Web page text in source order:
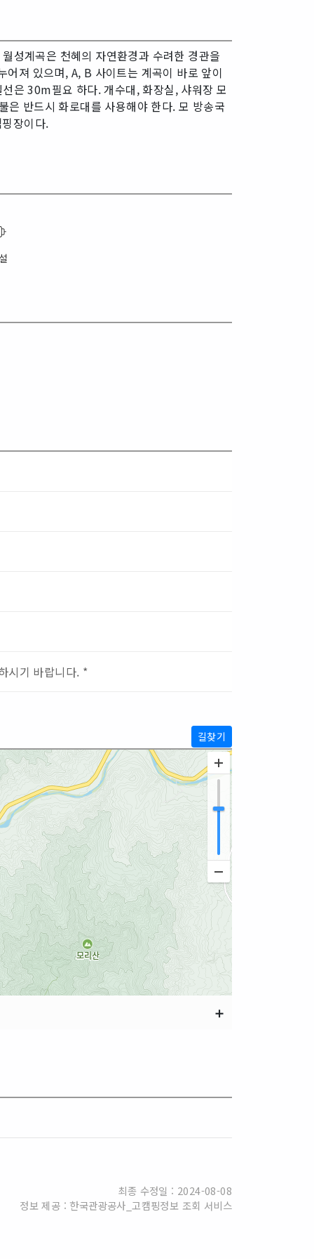
성계곡은 천혜의 자연환경과 수려한 경관을
져 있으며, A, B 사이트는 계곡이 바로 앞이
은 30m필요 하다. 개수대, 화장실, 샤워장 모
은 반드시 화로대를 사용해야 한다. 모 방송국
장이다.
시기 바랍니다. *
길찾기
➕
최종 수정일 : 2024-08-08
정보 제공 : 한국관광공사_고캠핑정보 조회 서비스